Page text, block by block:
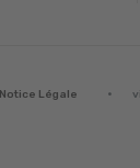
Notice Légale ·